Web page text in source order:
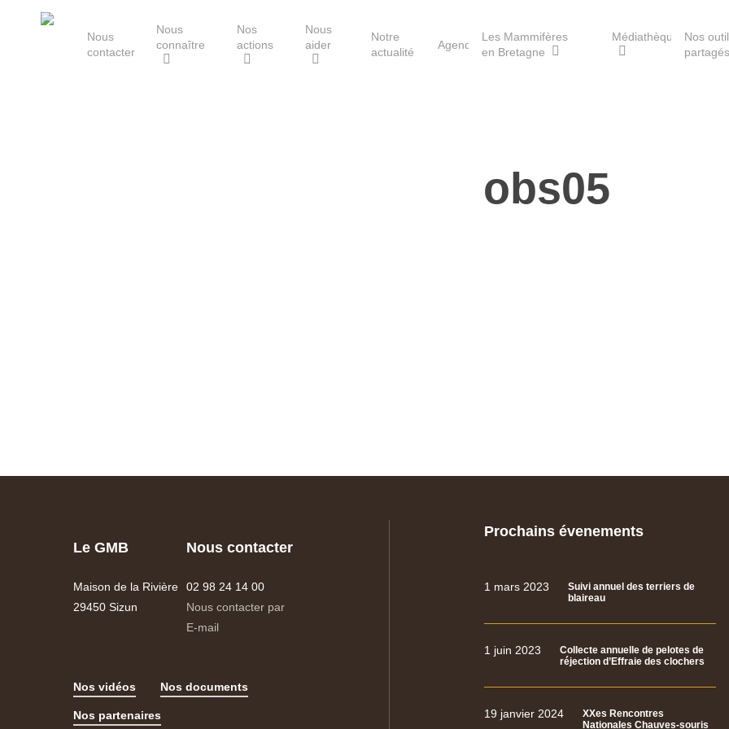
Nous
contacter
Nous
connaître
Nos
actions
Les Havres de paix pour la
loutre
Nous
aider
Notre
actualité
Agenda
Les Mammifères
en Bretagne
Médiathèque
Nos
partagés
obs05
Le GMB
Maison de la Rivière
29450 Sizun
Nous contacter
02 98 24 14 00
Nous contacter par
E-mail
Nos vidéos Nos documents
Nos partenaires
Prochains évenements
1 mars 2023
Suivi annuel des terriers de
blaireau
1 juin 2023
Collecte annuelle de pelotes de
réjection d’Effraie des clochers
19 janvier 2024
XXes Rencontres
Nationales Chauves-souris